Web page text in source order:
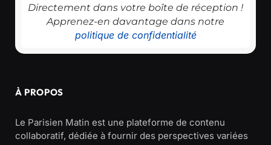
Directement dans votre boîte de réception !
Apprenez-en davantage dans notre
politique de confidentialité
À PROPOS
Le Parisien Matin est une plateforme de contenu
collaboratif, dédiée à fournir des perspectives variées